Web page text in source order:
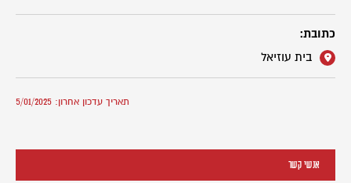
כתובת:
בית עוזיאל
תאריך עדכון אחרון: 5/01/2025
אנשי קשר